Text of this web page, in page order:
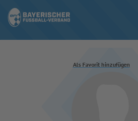
Als Favorit hinzufügen